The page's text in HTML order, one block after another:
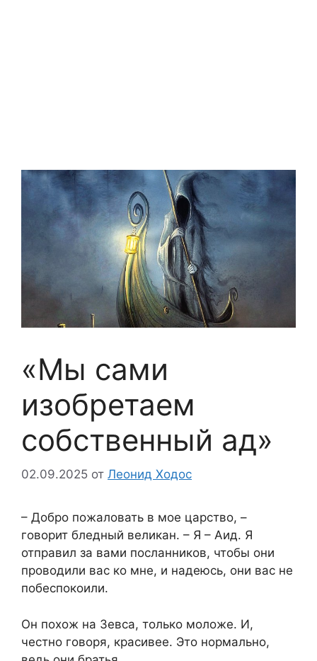
«Мы сами
изобретаем
собственный ад»
02.09.2025 от Леонид Ходос
– Добро пожаловать в мое царство, –
говорит бледный великан. – Я – Аид. Я
отправил за вами посланников, чтобы они
проводили вас ко мне, и надеюсь, они вас не
побеспокоили.
Он похож на Зевса, только моложе. И,
честно говоря, красивее. Это нормально,